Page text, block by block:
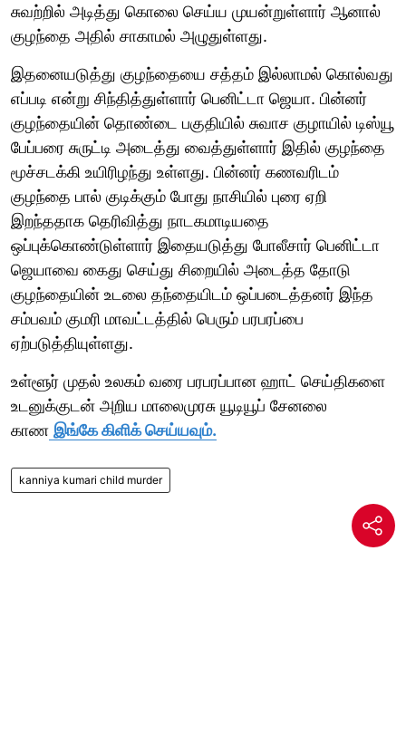
சுவற்றில் அடித்து கொலை செய்ய முயன்றுள்ளார் ஆனால்
குழந்தை அதில் சாகாமல் அழுதுள்ளது.
இதனையடுத்து குழந்தையை சத்தம் இல்லாமல் கொல்வது
எப்படி என்று சிந்தித்துள்ளார் பெனிட்டா ஜெயா. பின்னர்
குழந்தையின் தொண்டை பகுதியில் சுவாச குழாயில் டிஸ்யூ
பேப்பரை சுருட்டி அடைத்து வைத்துள்ளார் இதில் குழந்தை
மூச்சடக்கி உயிரிழந்து உள்ளது. பின்னர் கணவரிடம்
குழந்தை பால் குடிக்கும் போது நாசியில் புரை ஏறி
இறந்ததாக தெரிவித்து நாடகமாடியதை
ஒப்புக்கொண்டுள்ளார் இதையடுத்து போலீசார் பெனிட்டா
ஜெயாவை கைது செய்து சிறையில் அடைத்த தோடு
குழந்தையின் உடலை தந்தையிடம் ஒப்படைத்தனர் இந்த
சம்பவம் குமரி மாவட்டத்தில் பெரும் பரபரப்பை
ஏற்படுத்தியுள்ளது.
உள்ளூர் முதல் உலகம் வரை பரபரப்பான ஹாட் செய்திகளை
உடனுக்குடன் அறிய மாலைமுரசு யூடியூப் சேனலை
காண இங்கே கிளிக் செய்யவும்.
kanniya kumari child murder